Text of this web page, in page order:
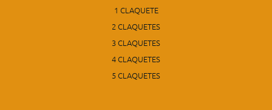
1 CLAQUETE
2 CLAQUETES
3 CLAQUETES
4 CLAQUETES
5 CLAQUETES